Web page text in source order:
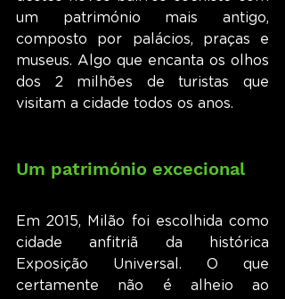
um património mais antigo,
composto por palácios, praças e
museus. Algo que encanta os olhos
dos 2 milhões de turistas que
visitam a cidade todos os anos.
Um património excecional
Em 2015, Milão foi escolhida como
cidade anfitriã da histórica
Exposição Universal. O que
certamente não é alheio ao